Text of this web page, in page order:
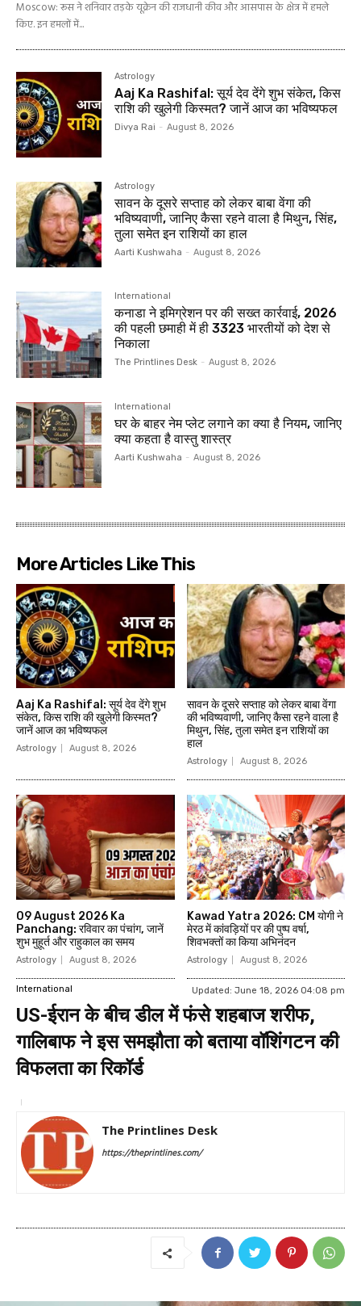
Moscow: रूस ने शनिवार तड़के यूक्रेन की राजधानी कीव और आसपास के क्षेत्र में हमले
किए. इन हमलों में...
Astrology
Aaj Ka Rashifal: सूर्य देव देंगे शुभ संकेत, किस
राशि की खुलेगी किस्मत? जानें आज का भविष्यफल
Divya Rai - August 8, 2026
Astrology
सावन के दूसरे सप्ताह को लेकर बाबा वेंगा की
भविष्यवाणी, जानिए कैसा रहने वाला है मिथुन, सिंह,
तुला समेत इन राशियों का हाल
Aarti Kushwaha - August 8, 2026
International
कनाडा ने इमिग्रेशन पर की सख्त कार्रवाई, 2026
की पहली छमाही में ही 3323 भारतीयों को देश से
निकाला
The Printlines Desk - August 8, 2026
International
घर के बाहर नेम प्लेट लगाने का क्या है नियम, जानिए
क्या कहता है वास्तु शास्त्र
Aarti Kushwaha - August 8, 2026
More Articles Like This
Aaj Ka Rashifal: सूर्य देव देंगे शुभ
संकेत, किस राशि की खुलेगी किस्मत?
जानें आज का भविष्यफल
Astrology August 8, 2026
सावन के दूसरे सप्ताह को लेकर बाबा वेंगा
की भविष्यवाणी, जानिए कैसा रहने वाला है
मिथुन, सिंह, तुला समेत इन राशियों का
हाल
Astrology August 8, 2026
09 August 2026 Ka
Panchang: रविवार का पंचांग, जानें
शुभ मुहूर्त और राहुकाल का समय
Astrology August 8, 2026
Kawad Yatra 2026: CM योगी ने
मेरठ में कांवड़ियों पर की पुष्प वर्षा,
शिवभक्तों का किया अभिनंदन
Astrology August 8, 2026